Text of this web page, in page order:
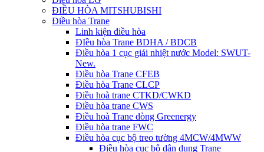
ĐIỀU HÒA MITSHUBISHI
Điều hòa Trane
Linh kiện điều hòa
ĐIều hòa Trane BDHA / BDCB
Điều hòa 1 cục giải nhiệt nước Model: SWUT-
New.
Điều hòa Trane CFEB
Điều hòa Trane CLCP
Điều hoà trane CTKD/CWKD
Điều hòa trane CWS
Điều hoà Trane dòng Greenergy
Điều hòa trane FWC
Điều hòa cục bộ treo tường 4MCW/4MWW
Điều hòa cục bộ dân dụng Trane